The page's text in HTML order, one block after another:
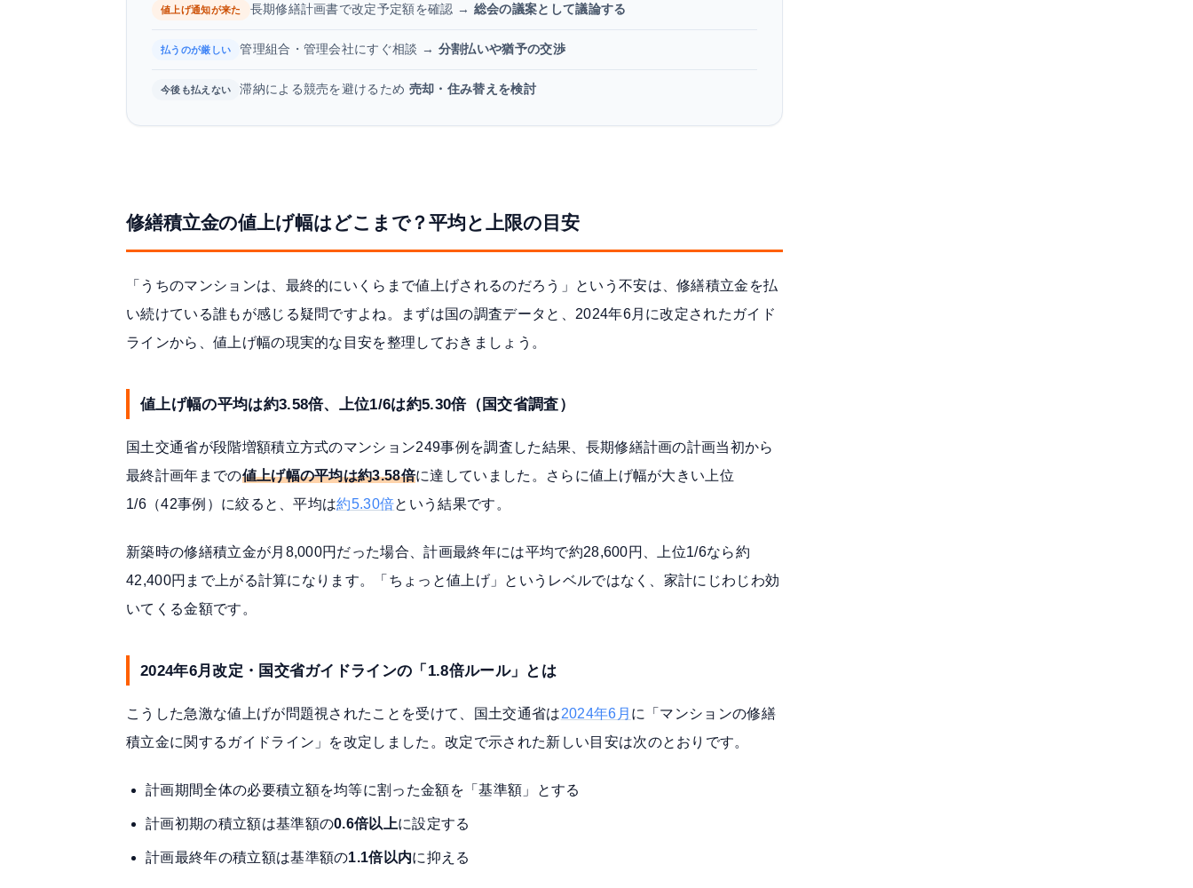
値上げ通知が来た 長期修繕計画書で改定予定額を確認 → 総会の議案として議論する
払うのが厳しい 管理組合・管理会社にすぐ相談 → 分割払いや猶予の交渉
今後も払えない 滞納による競売を避けるため 売却・住み替えを検討
修繕積立金の値上げ幅はどこまで？平均と上限の目安
「うちのマンションは、最終的にいくらまで値上げされるのだろう」という不安は、修繕積立金を払
い続けている誰もが感じる疑問ですよね。まずは国の調査データと、2024年6月に改定されたガイド
ラインから、値上げ幅の現実的な目安を整理しておきましょう。
値上げ幅の平均は約3.58倍、上位1/6は約5.30倍（国交省調査）
国土交通省が段階増額積立方式のマンション249事例を調査した結果、長期修繕計画の計画当初から
最終計画年までの値上げ幅の平均は約3.58倍に達していました。さらに値上げ幅が大きい上位
1/6（42事例）に絞ると、平均は約5.30倍という結果です。
新築時の修繕積立金が月8,000円だった場合、計画最終年には平均で約28,600円、上位1/6なら約
42,400円まで上がる計算になります。「ちょっと値上げ」というレベルではなく、家計にじわじわ効
いてくる金額です。
2024年6月改定・国交省ガイドラインの「1.8倍ルール」とは
こうした急激な値上げが問題視されたことを受けて、国土交通省は2024年6月 に「マンションの修繕
積立金に関するガイドライン」を改定しました。改定で示された新しい目安は次のとおりです。
計画期間全体の必要積立額を均等に割った金額を「基準額」とする
計画初期の積立額は基準額の0.6倍以上に設定する
計画最終年の積立額は基準額の1.1倍以内に抑える